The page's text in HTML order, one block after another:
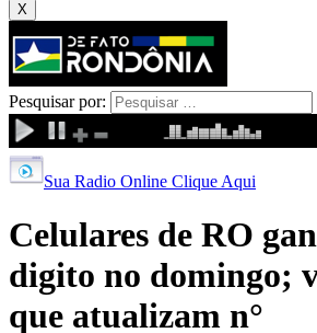
X
Pesquisar por:
Sua Radio Online Clique Aqui
Celulares de RO
digito no domingo;
que atualizam n°